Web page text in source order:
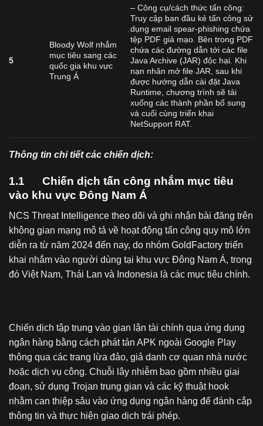
5
Bloody Wolf nhắm
mục tiêu sang các
quốc gia khu vực
Trung Á
– Công cụ/cách thức tấn công:
Truy cập ban đầu kẻ tấn công sử
dụng email spear-phishing chứa
tệp PDF giả mạo. Bên trong PDF
chứa các đường dẫn tới các file
Java Archive (JAR) độc hại. Khi
nạn nhân mở file JAR, sau khi
được hướng dẫn cài đặt Java
Runtime, chương trình sẽ tải
xuống các thành phần bổ sung
và cuối cùng triển khai
NetSupport RAT.
Thông tin chi tiết các chiến dịch:
1.1 Chiến dịch tấn công nhắm mục tiêu
vào khu vực Đông Nam Á
NCS Threat Intelligence theo dõi và ghi nhận bài đăng trên
không gian mạng mô tả về hoạt động tấn công quy mô lớn
diễn ra từ năm 2024 đến nay, do nhóm GoldFactory triển
khai nhắm vào người dùng tại khu vực Đông Nam Á, trong
đó Việt Nam, Thái Lan và Indonesia là các mục tiêu chính.
Chiến dịch tập trung vào gian lận tài chính qua ứng dụng
ngân hàng bằng cách phát tán APK ngoài Google Play
thông qua các trang lừa đảo, giả danh cơ quan nhà nước
hoặc dịch vụ công. Chuỗi lây nhiễm bao gồm nhiều giai
đoạn, sử dụng Trojan trung gian và các kỹ thuật hook
nhằm can thiệp sâu vào ứng dụng ngân hàng để đánh cắp
thông tin và thực hiện giao dịch trái phép.